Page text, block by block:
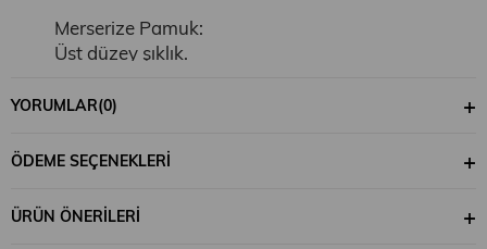
Merserize Pamuk:
Üst düzey şıklık.
%100 Pamuk
YORUMLAR(0)
ÖDEME SEÇENEKLERI
ÜRÜN ÖNERILERI